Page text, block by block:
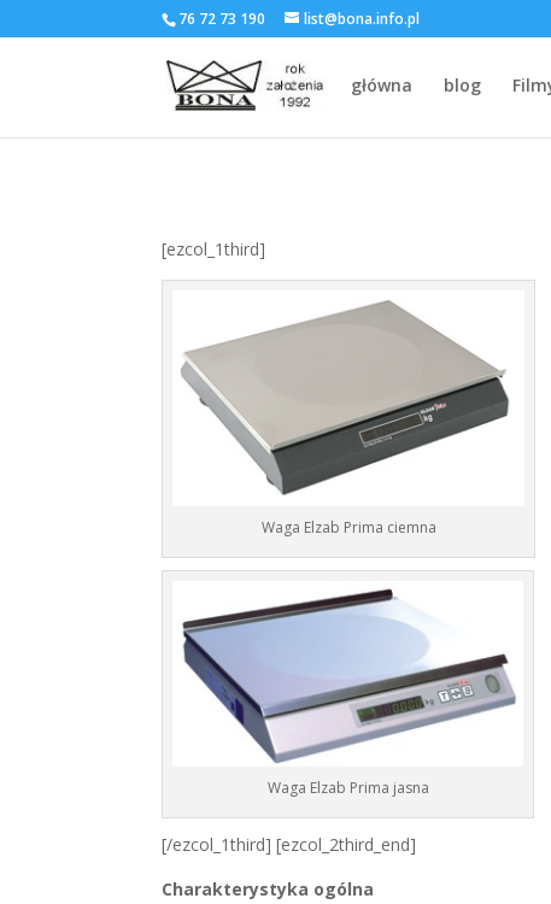
76 72 73 190 list@bona.info.pl
główna blog
[ezcol_1third]
Waga Elzab Prima ciemna
Waga Elzab Prima jasna
[/ezcol_1third] [ezcol_2third_end]
Charakterystyka ogólna